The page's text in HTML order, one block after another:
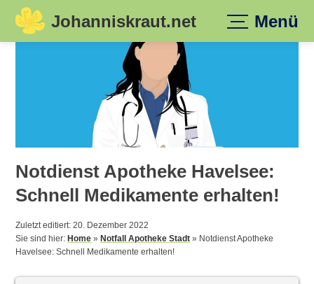
Skip
Johanniskraut.net Menü
Notdienst Apotheke Havelsee:
Schnell Medikamente erhalten!
Zuletzt editiert: 20. Dezember 2022
Sie sind hier:Home »Notfall Apotheke Stadt » Notdienst Apotheke
Havelsee: Schnell Medikamente erhalten!